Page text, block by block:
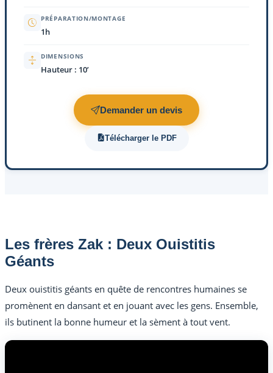
PRÉPARATION/MONTAGE
1h
DIMENSIONS
Hauteur : 10’
Demander un devis
Télécharger le PDF
Les frères Zak : Deux Ouistitis
Géants
Deux ouistitis géants en quête de rencontres humaines se
promènent en dansant et en jouant avec les gens. Ensemble,
ils butinent la bonne humeur et la sèment à tout vent.